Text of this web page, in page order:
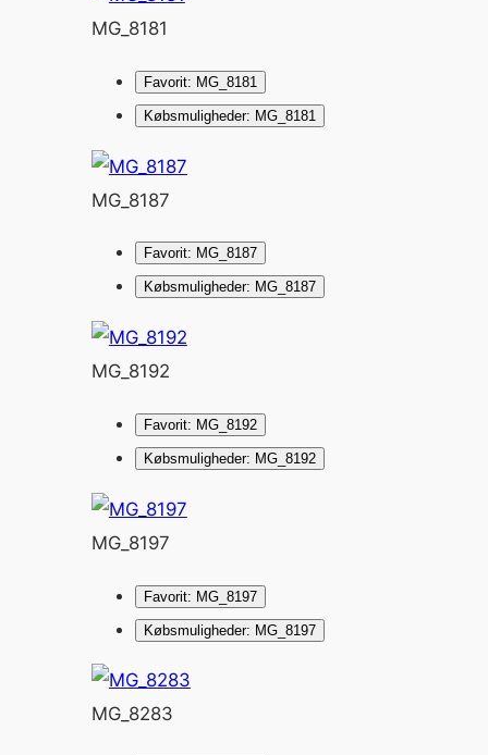
MG_8181
Favorit: MG_8181
Købsmuligheder: MG_8181
MG_8187
Favorit: MG_8187
Købsmuligheder: MG_8187
MG_8192
Favorit: MG_8192
Købsmuligheder: MG_8192
MG_8197
Favorit: MG_8197
Købsmuligheder: MG_8197
MG_8283